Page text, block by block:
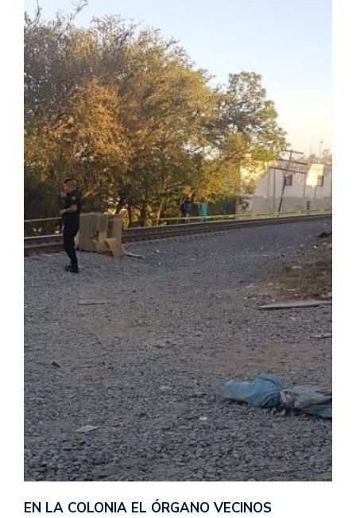
EN LA COLONIA EL ÓRGANO VECINOS